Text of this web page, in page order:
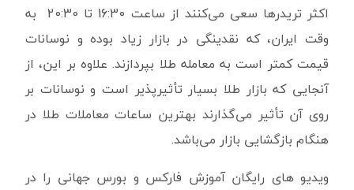
اکثر تریدرها سعی می‌کنند از ساعت 16:30 تا 20:30 به
وقت ایران، که نقدینگی در بازار زیاد بوده و نوسانات
قیمت کمتر است به معامله طلا بپردازند. علاوه بر این، از
آنجایی‌ که بازار طلا بسیار تأثیرپذیر است و نوسانات بر
روی آن تأثیر می‌گذارند بهترین ساعات معاملات طلا در
هنگام بازگشایی بازار می‌باشد.
ویدیو های رایگان آموزش فارکس و بورس جهانی را در